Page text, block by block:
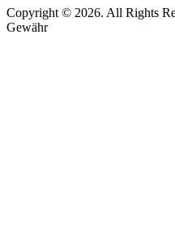
Copyright © 2026. All Rights
Gewähr